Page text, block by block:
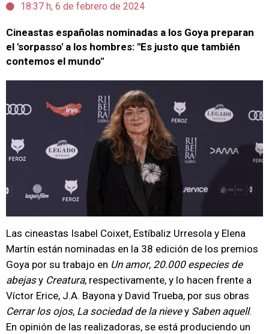
18:37 h, 6 de febrero de 2024
Cineastas españolas nominadas a los Goya preparan
el 'sorpasso' a los hombres: "Es justo que también
contemos el mundo"
Las cineastas Isabel Coixet, Estíbaliz Urresola y Elena
Martín están nominadas en la 38 edición de los premios
Goya por su trabajo en Un amor, 20.000 especies de
abejasy Creatura, respectivamente, y lo hacen frente a
Víctor Erice, J.A. Bayona y David Trueba, por sus obras
Cerrar los ojos, La sociedad de la nievey Saben aquell.
En opinión de las realizadoras, se está produciendo un